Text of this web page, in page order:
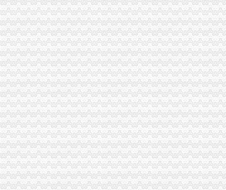
我市重庆海关在哪里日均诞生七百余户内资市场主体
中央电视台新闻频道报道市重庆海关注册登记工商局查获活被灌注重晶石案
市工商局召开新闻媒体通气会解读食品流通监管“50条意见”海关报关注册登记证
黔江区工商分局三举措化市重庆海关在哪里场开办者食品安全责任
酉县委组织部部长陶于祥到酉工商局重庆海关在哪里调研非公建工作
重庆市重庆海关在哪里外商投资企业四月份登记注册信息
武隆县工商局四项措施查处“硫磺笋”海关报关登记证书确保市民绿餐桌
市委督导组肯定璧山县工商局非公建工作和“人民好公仆”海关报关登记证书教
长寿区成立家以土地承包经营权入股的海关报关注册登记证书农民专业合作社
万州区区长史大平对商标工作提出要求
市海关报关注册登记证书政协邢元敏主席充分肯定合川微型企业发展工作
梁平县工商局重庆海关注册建立消费维权三项长效机制
沙坪坝区工商分局海关报关登记证书深化职能服务帮扶中小企业融资4.9亿元
新版红盾网将于5月13日上线试运行
市局在一天内完成巴斯夫聚氨酯（重庆）有限公司的海关报关注册登记证书设
中介处支部深入开展“走近中介、走进企业”重庆海关注册登记服务活动
注册局五项措施力推进市海关报关登记证书场主体培育发展工作
全市重庆海关注册登记工商系统开展严厉击食品非法添加和滥用食品添加专项